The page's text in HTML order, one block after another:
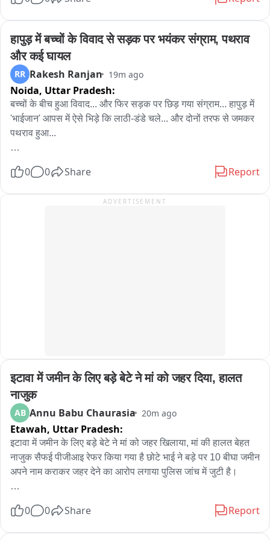
कितना बड़ा है...
हापुड़ में बच्चों के विवाद से सड़क पर भयंकर संग्राम, पथराव
और कई घायल
RR Rakesh Ranjan 19m ago
Noida, Uttar Pradesh:
बच्चों के बीच हुआ विवाद... और फिर सड़क पर छिड़ गया संग्राम... हापुड़ में
'भाईजान' आपस में ऐसे भिड़े कि लाठी-डंडे चले... और दोनों तरफ से जमकर
पथराव हुआ...
घायल हो गए... अब पुलिस इस बवाल के जिम्मेदार लोगों की पहचान कर
0 0 Share Report
ADVERTISEMENT
इटावा में जमीन के लिए बड़े बेटे ने मां को जहर दिया, हालत
नाजुक
AB Annu Babu Chaurasia 20m ago
Etawah, Uttar Pradesh:
इटावा में जमीन के लिए बड़े बेटे ने मां को जहर खिलाया, मां की हालत बेहत
नाजुक सैफई पीजीआइ रेफर किया गया है छोटे भाई ने बड़े पर 10 बीघा जमीन
अपने नाम कराकर जहर देने का आरोप लगाया पुलिस जांच में जुटी है।
नंबर 51 से एक ऐसा मामला सामने आया है जिसको लेकर रिश्ते शर्मसार हो
0 0 Share Report